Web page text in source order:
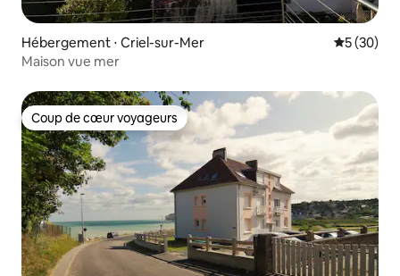
Hébergement ⋅ Criel-sur-Mer
5 (30)
Maison vue mer
Coup de cœur voyageurs
Coup de cœur voyageurs